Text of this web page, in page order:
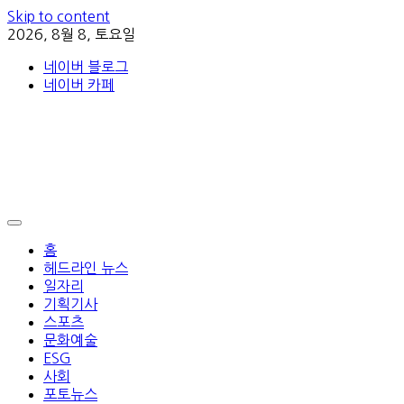
Skip to content
2026, 8월 8, 토요일
네이버 블로그
네이버 카페
홈
헤드라인 뉴스
일자리
기획기사
스포츠
문화예술
ESG
사회
포토뉴스